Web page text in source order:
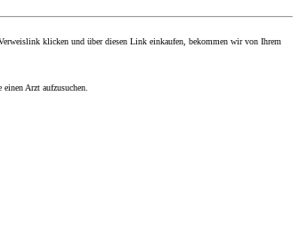
Verweislink klicken und über diesen Link einkaufen, bekommen wir von Ihrem
Arzt aufzusuchen.